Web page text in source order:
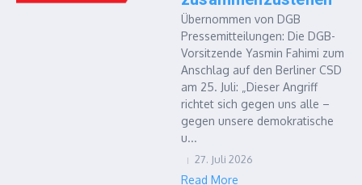
Übernommen von DGB
Pressemitteilungen: Die DGB-
Vorsitzende Yasmin Fahimi zum
Anschlag auf den Berliner CSD
am 25. Juli: „Dieser Angriff
richtet sich gegen uns alle –
gegen unsere demokratische
u...
27. Juli 2026
Read More